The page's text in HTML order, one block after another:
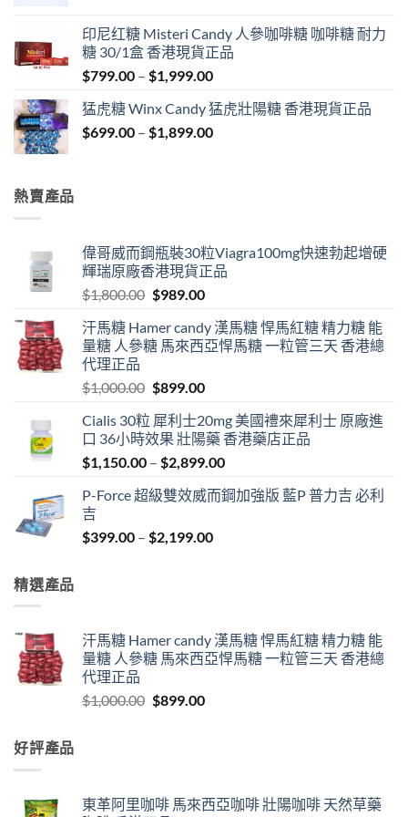
through
$1,849.00
印尼红糖 Misteri Candy 人參咖啡糖 咖啡糖 耐力
糖 30/1盒 香港現貨正品
$799.00 – $1,999.00Price
$799.00
through
猛虎糖 Winx Candy 猛虎壯陽糖 香港現貨正品
$699.00 – $1,899.00Price
熱賣產品
偉哥威而鋼瓶裝30粒Viagra100mg快速勃起增硬
輝瑞原廠香港現貨正品
$1,800.00 Original
was:
$1,800.00.
$989.00Current
is:
$989.00.
汗馬糖 Hamer candy 漢馬糖 悍馬紅糖 精力糖 能
量糖 人參糖 馬來西亞悍馬糖 一粒管三天 香港總
代理正品
$1,000.00 Original
was:
$1,000.00.
$899.00Current
is:
$899.00.
Cialis 30粒 犀利士20mg 美國禮來犀利士 原廠進
口 36小時效果 壯陽藥 香港藥店正品
$1,150.00 – $2,899.00Price
$1,150.00
P-Force 超級雙效威而鋼加強版 藍P 普力吉 必利
吉
$399.00 – $2,199.00Price
精選產品
汗馬糖 Hamer candy 漢馬糖 悍馬紅糖 精力糖 能
量糖 人參糖 馬來西亞悍馬糖 一粒管三天 香港總
代理正品
$1,000.00 Original
$899.00Current
好評產品
東革阿里咖啡 馬來西亞咖啡 壯陽咖啡 天然草藥